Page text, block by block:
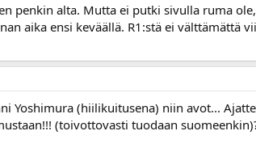
penkin alta. Mutta ei putki sivulla ruma
aika ensi keväällä. R1:stä ei välttämättä
Yoshimura (hiilikuitusena) niin avot...
(toivottovasti tuodaan